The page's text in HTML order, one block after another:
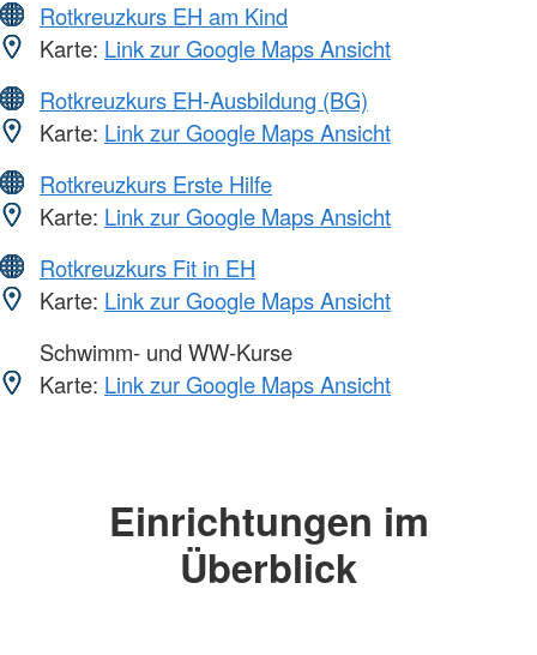
Rotkreuzkurs EH am Kind
Karte: Link zur Google Maps Ansicht
Rotkreuzkurs EH-Ausbildung (BG)
Karte: Link zur Google Maps Ansicht
Rotkreuzkurs Erste Hilfe
Karte: Link zur Google Maps Ansicht
Rotkreuzkurs Fit in EH
Karte: Link zur Google Maps Ansicht
Schwimm- und WW-Kurse
Karte: Link zur Google Maps Ansicht
Einrichtungen im
Überblick